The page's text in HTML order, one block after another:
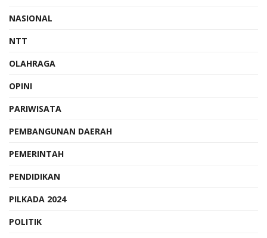
NASIONAL
NTT
OLAHRAGA
OPINI
PARIWISATA
PEMBANGUNAN DAERAH
PEMERINTAH
PENDIDIKAN
PILKADA 2024
POLITIK